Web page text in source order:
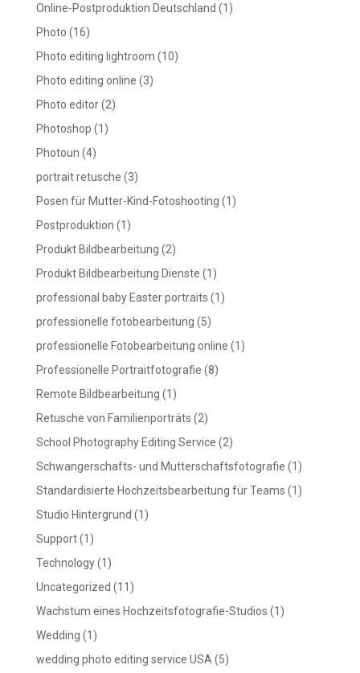
Online-Postproduktion Deutschland (1)
Photo (16)
Photo editing lightroom (10)
Photo editing online (3)
Photo editor(2)
Photoshop (1)
Photoun (4)
portrait retusche (3)
Posen für Mutter-Kind-Fotoshooting (1)
Postproduktion (1)
Produkt Bildbearbeitung (2)
Produkt Bildbearbeitung Dienste (1)
professional baby Easter portraits (1)
professionelle fotobearbeitung (5)
professionelle Fotobearbeitung online (1)
Professionelle Portraitfotografie (8)
Remote Bildbearbeitung (1)
Retusche von Familienporträts (2)
School Photography Editing Service (2)
Schwangerschafts- und Mutterschaftsfotografie (1)
Standardisierte Hochzeitsbearbeitung für Teams (1)
Studio Hintergrund (1)
Support(1)
Technology(1)
Uncategorized (11)
Wachstum eines Hochzeitsfotografie-Studios (1)
Wedding (1)
wedding photo editing service USA (5)